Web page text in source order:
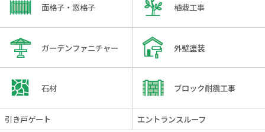
面格子・窓格子 植栽工事
ガーデンファニチャー 外壁塗装
石材 ブロック耐震工事
引き戸ゲート エントランスルーフ